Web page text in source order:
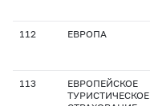
112 ЕВРОПА
113
ЕВРОПЕЙСКОЕ
ТУРИСТИЧЕСКОЕ